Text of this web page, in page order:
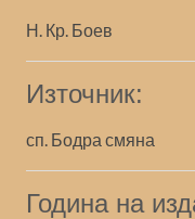
Н. Кр. Боев
Източник:
сп. Бодра смяна
Година на